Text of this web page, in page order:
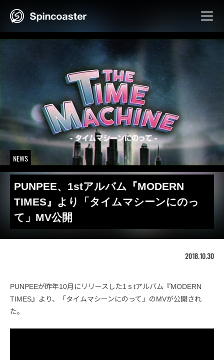
NEWS
PUNPEE、1stアルバム『MODERN
TIMES』より「タイムマシーンにのっ
て」MV公開
2018.10.30
PUNPEEが昨年10月にリリースした1ｓtアルバム『MODERN
TIMES』より、「タイムマシーンにのって」のMVが公開され
た。